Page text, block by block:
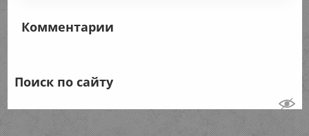
Комментарии
Поиск по сайту